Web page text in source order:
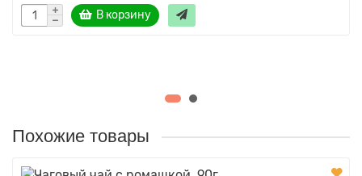
В корзину
Похожие товары